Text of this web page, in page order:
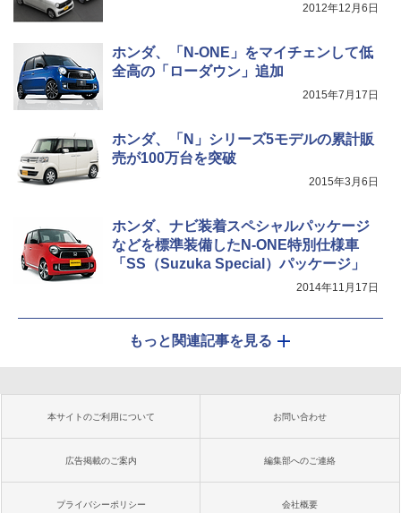
2012年12月6日
ホンダ、「N-ONE」をマイチェンして低
全高の「ローダウン」追加
2015年7月17日
ホンダ、「N」シリーズ5モデルの累計販
売が100万台を突破
2015年3月6日
ホンダ、ナビ装着スペシャルパッケージ
などを標準装備したN-ONE特別仕様車
「SS（Suzuka Special）パッケージ」
2014年11月17日
もっと関連記事を見る
本サイトのご利用について お問い合わせ
広告掲載のご案内 編集部へのご連絡
プライバシーポリシー 会社概要